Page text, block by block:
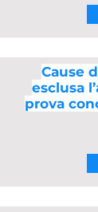
Cause
esclusa
prova